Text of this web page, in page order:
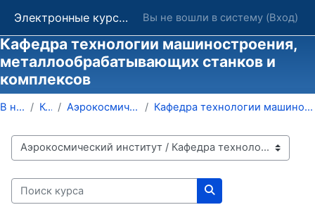
Электронные курсы ОГУ в системе обучения Moodle Вы не вошли в систему (Вход)
Кафедра технологии машиностроения,
металлообрабатывающих станков и
комплексов
В начало Курсы Аэрокосмический институт Кафедра технологии машиностроения, металлообрабаты...
Категории курсов
Поиск курса
Поиск курса